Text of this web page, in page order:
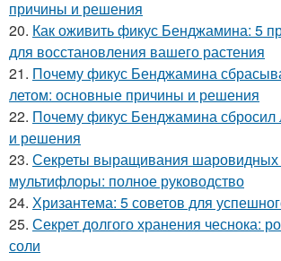
причины и решения
20. Как оживить фикус Бенджамина: 5
для восстановления вашего растения
21. Почему фикус Бенджамина
летом: основные причины и решения
22. Почему фикус Бенджамина сбросил
и решения
23. Секреты выращивания шаровидных
мультифлоры: полное руководство
24. Хризантема: 5 советов для
25. Секрет долгого хранения чеснока:
соли